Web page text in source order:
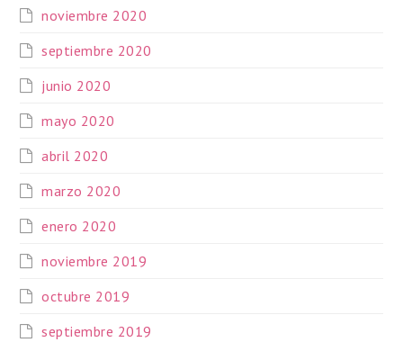
noviembre 2020
septiembre 2020
junio 2020
mayo 2020
abril 2020
marzo 2020
enero 2020
noviembre 2019
octubre 2019
septiembre 2019